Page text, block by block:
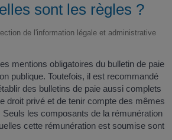
sont les règles ?
de l'information légale et administrative
mentions obligatoires du bulletin de paie
publique. Toutefois, il est recommandé
des bulletins de paie aussi complets
droit privé et de tenir compte des mêmes
Seuls les composants de la rémunération
cette rémunération est soumise sont